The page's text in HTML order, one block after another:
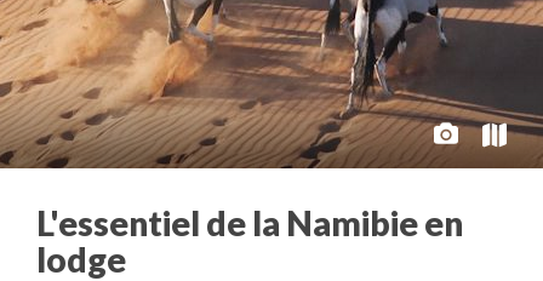
L'essentiel de la Namibie en
lodge